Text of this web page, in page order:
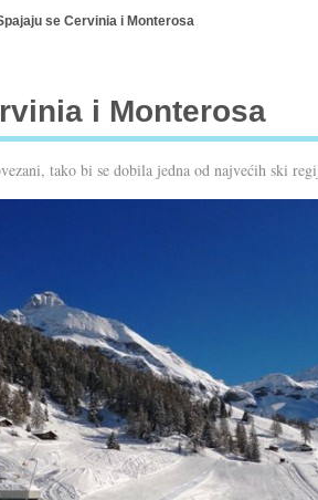
se Cervinia i Monterosa
i Monterosa
tako bi se dobila jedna od najvećih ski